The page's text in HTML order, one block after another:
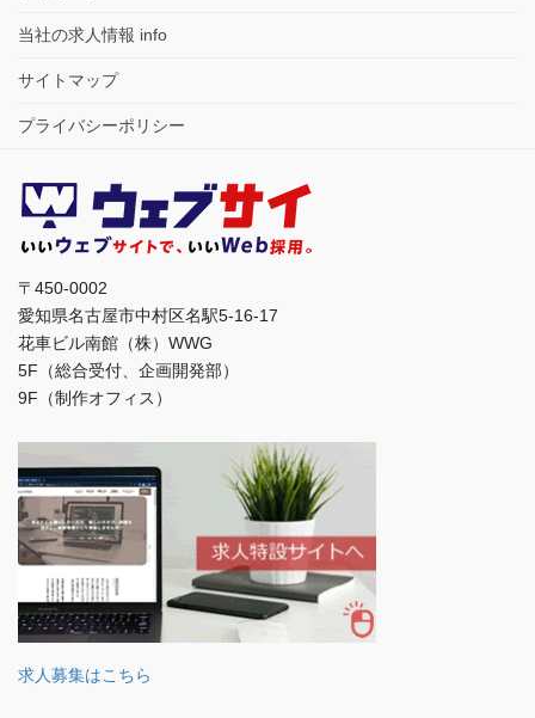
当社の求人情報 info
サイトマップ
プライバシーポリシー
〒450-0002
愛知県名古屋市中村区名駅5-16-17
花車ビル南館（株）WWG
5F（総合受付、企画開発部）
9F（制作オフィス）
求人募集はこちら